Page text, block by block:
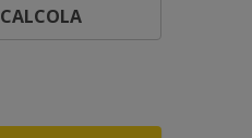
CALCOLA